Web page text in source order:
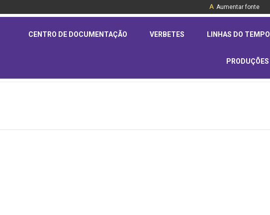
Aumentar fonte
CENTRO DE DOCUMENTAÇÃO VERBETES LINHAS DO TEMPO